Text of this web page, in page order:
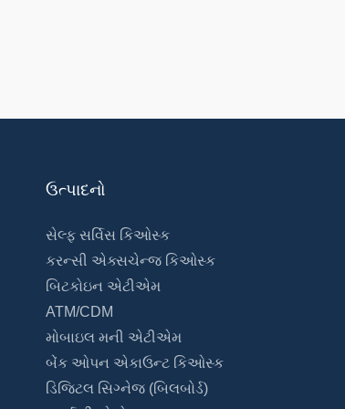
ઉત્પાદનો
સેલ્ફ સર્વિસ કિઓસ્ક
કરન્સી એક્સચેન્જ કિઓસ્ક
બિટકોઇન એટીએમ
ATM/CDM
મોબાઇલ મની એટીએમ
બેંક ઓપન એકાઉન્ટ કિઓસ્ક
ડિજિટલ સિગ્નેજ (બિલબોર્ડ)